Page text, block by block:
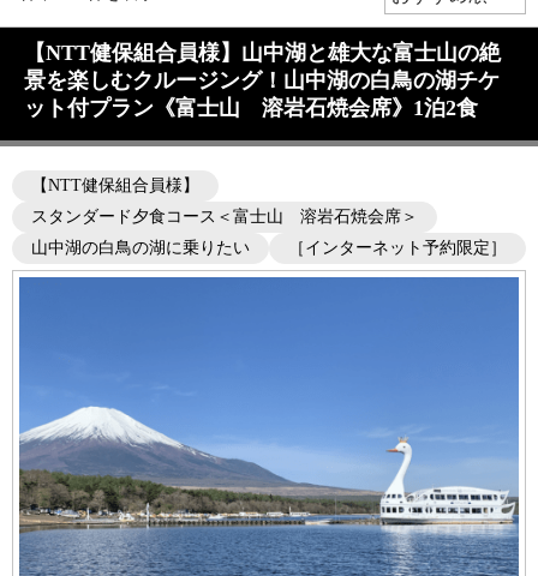
【NTT健保組合員様】山中湖と雄大な富士山の絶
景を楽しむクルージング！山中湖の白鳥の湖チケ
ット付プラン《富士山 溶岩石焼会席》1泊2食
【NTT健保組合員様】
スタンダード夕食コース＜富士山 溶岩石焼会席＞
山中湖の白鳥の湖に乗りたい
［インターネット予約限定］